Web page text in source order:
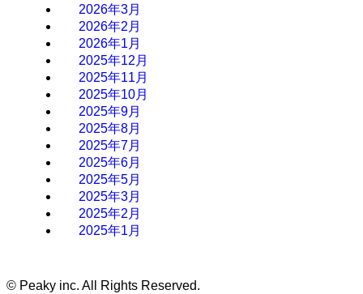
2026年3月
2026年2月
2026年1月
2025年12月
2025年11月
2025年10月
2025年9月
2025年8月
2025年7月
2025年6月
2025年5月
2025年3月
2025年2月
2025年1月
© Peaky inc. All Rights Reserved.